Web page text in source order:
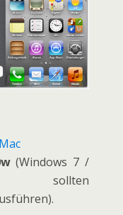
Mac
(Windows 7 /